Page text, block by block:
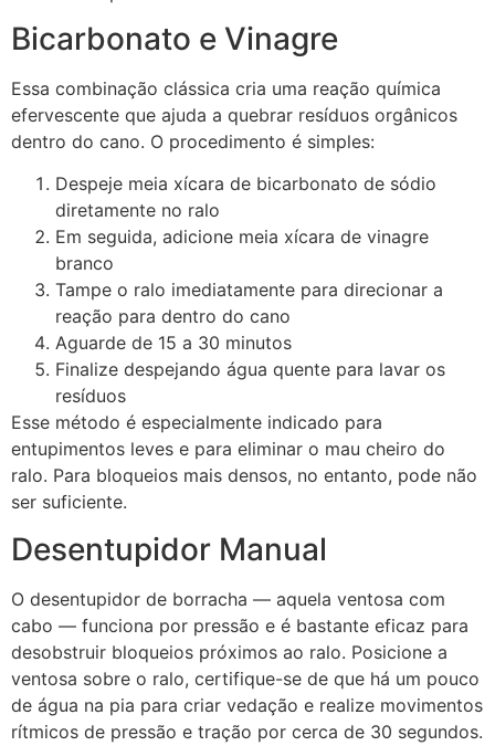
Bicarbonato e Vinagre
Essa combinação clássica cria uma reação química
efervescente que ajuda a quebrar resíduos orgânicos
dentro do cano. O procedimento é simples:
Despeje meia xícara de bicarbonato de sódio
diretamente no ralo
Em seguida, adicione meia xícara de vinagre
branco
Tampe o ralo imediatamente para direcionar a
reação para dentro do cano
Aguarde de 15 a 30 minutos
Finalize despejando água quente para lavar os
resíduos
Esse método é especialmente indicado para
entupimentos leves e para eliminar o mau cheiro do
ralo. Para bloqueios mais densos, no entanto, pode não
ser suficiente.
Desentupidor Manual
O desentupidor de borracha — aquela ventosa com
cabo — funciona por pressão e é bastante eficaz para
desobstruir bloqueios próximos ao ralo. Posicione a
ventosa sobre o ralo, certifique-se de que há um pouco
de água na pia para criar vedação e realize movimentos
rítmicos de pressão e tração por cerca de 30 segundos.